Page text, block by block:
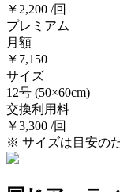
￥2,200 /回
プレミアム
月額
￥7,150
サイズ
12号 (50×60cm)
交換利用料
￥3,300 /回
※ サイズは目安の